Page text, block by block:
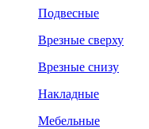
Подвесные
Врезные сверху
Врезные снизу
Накладные
Мебельные